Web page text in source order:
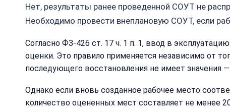
Нет, результаты ранее проведенной СОУТ не
Необходимо провести внеплановую СОУТ, если
Согласно ФЗ-426 ст. 17 ч. 1 п. 1, ввод в
оценки. Это правило применяется независимо от
последующего восстановления не имеет значения
Однако если вновь созданное рабочее место
количество оцененных мест составляет не менее